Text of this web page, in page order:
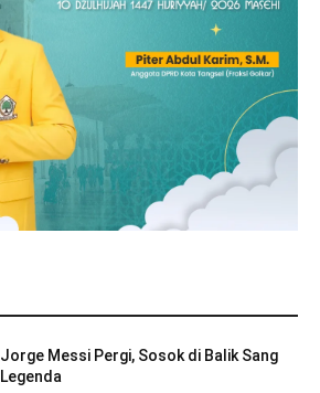
Jorge Messi Pergi, Sosok di Balik Sang
Legenda